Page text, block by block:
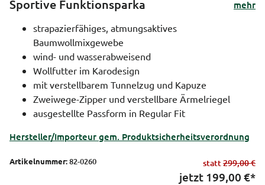
Sportive Funktionsparka
mehr
strapazierfähiges, atmungsaktives
Baumwollmixgewebe
wind- und wasserabweisend
Wollfutter im Karodesign
mit verstellbarem Tunnelzug und Kapuze
Zweiwege-Zipper und verstellbare Ärmelriegel
ausgestellte Passform in Regular Fit
Hersteller/Importeur gem. Produktsicherheitsverordnung
Artikelnummer:82-0260 statt299,00 €
jetzt 199,00 €*